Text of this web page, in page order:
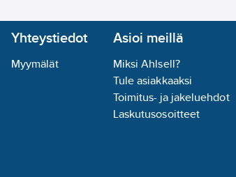
Yhteystiedot
Myymälät
Asioi meillä
Miksi Ahlsell?
Tule asiakkaaksi
Toimitus- ja jakeluehdot
Laskutusosoitteet